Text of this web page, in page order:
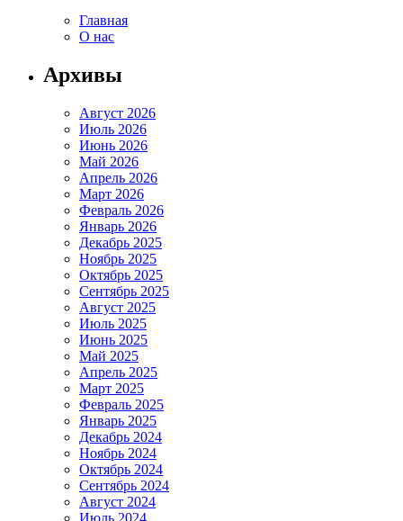
Главная
О нас
Архивы
Август 2026
Июль 2026
Июнь 2026
Май 2026
Апрель 2026
Март 2026
Февраль 2026
Январь 2026
Декабрь 2025
Ноябрь 2025
Октябрь 2025
Сентябрь 2025
Август 2025
Июль 2025
Июнь 2025
Май 2025
Апрель 2025
Март 2025
Февраль 2025
Январь 2025
Декабрь 2024
Ноябрь 2024
Октябрь 2024
Сентябрь 2024
Август 2024
Июль 2024